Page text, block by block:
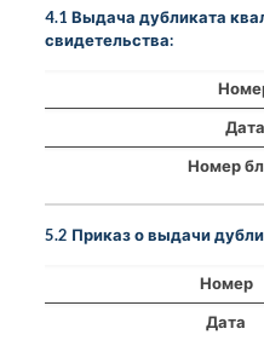
4.1 Выдача дубликата
свидетельства:
Дата
Номер
5.2 Приказ о выдачи
Номер
Дата